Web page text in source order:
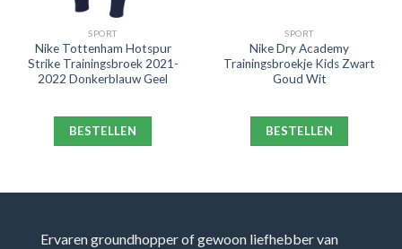
SPORT
Nike Tottenham Hotspur
Strike Trainingsbroek 2021-
2022 Donkerblauw Geel
BESTELLEN
SPORT
Nike Dry Academy
Trainingsbroekje Kids Zwart
Goud Wit
BESTELLEN
Ervaren groundhopper of gewoon liefhebber van